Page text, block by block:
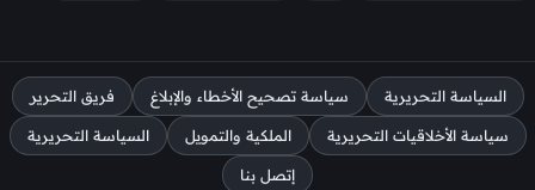
السياسة التحريرية سياسة تصحيح الأخطاء والإبلاغ فريق التحرير
سياسة الأخلاقيات التحريرية الملكية والتمويل السياسة التحريرية
إتصل بنا